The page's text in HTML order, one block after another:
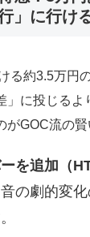
」に行け
る約3.5万円
」に投じるよ
がGOC流の賢
を追加（
の劇的変